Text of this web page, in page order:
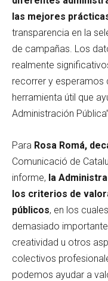
las mejores
transparencia en la
de campañas. Los
realmente
recorrer y esperamos
herramienta útil que
Administración Pública”.
Para Rosa Romá,
Comunicació de
informe, la
los criterios de
públicos, en los
demasiado
creatividad u otros
colectivos
podemos ayudar a